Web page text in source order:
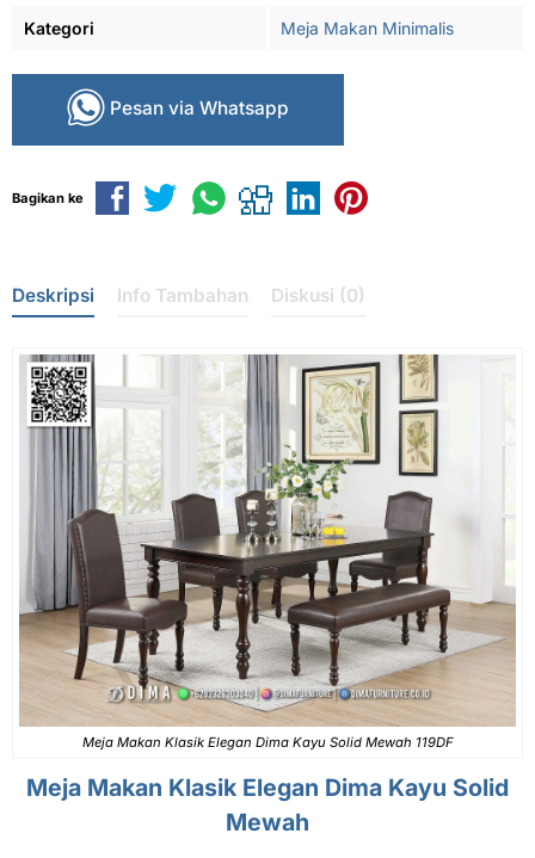
Kategori Meja Makan Minimalis
Pesan via Whatsapp
Bagikan ke
Deskripsi Info Tambahan Diskusi (0)
Meja Makan KlasikElegan Dima Kayu Solid Mewah 119DF
Meja Makan Klasik Elegan Dima Kayu Solid
Mewah